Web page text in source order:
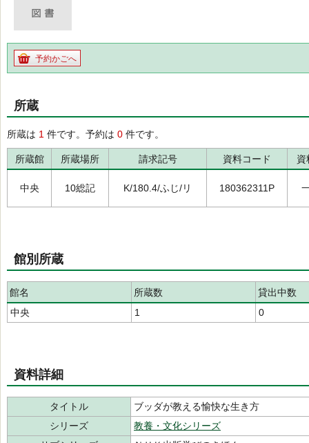
予約かごへ
所蔵
所蔵は 1 件です。予約は 0 件です。
所蔵館 所蔵場所 請求記号 資料コード 資
中央 10総記 K/180.4/ふじ/リ 180362311P
館別所蔵
館名 所蔵数
貸出中数
中央
1 0
資料詳細
タイトル
ブッダが教える愉快な生き方
シリーズ
教養・文化シリーズ